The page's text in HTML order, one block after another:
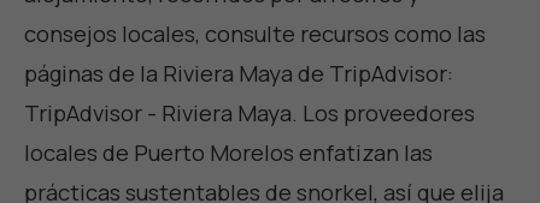
consejos locales, consulte recursos como las
páginas de la Riviera Maya de TripAdvisor:
TripAdvisor - Riviera Maya. Los proveedores
locales de Puerto Morelos enfatizan las
prácticas sustentables de snorkel, así que elija